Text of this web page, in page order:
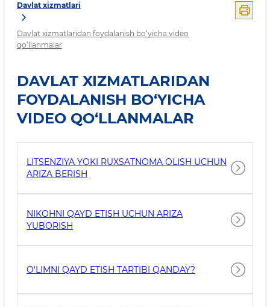
Davlat xizmatlari
Davlat xizmatlaridan foydalanish bo‘yicha video
qo‘llanmalar
DAVLAT XIZMATLARIDAN
FOYDALANISH BO‘YICHA
VIDEO QO‘LLANMALAR
LITSENZIYA YOKI RUXSATNOMA OLISH UCHUN
ARIZA BERISH
NIKOHNI QAYD ETISH UCHUN ARIZA
YUBORISH
O'LIMNI QAYD ETISH TARTIBI QANDAY?